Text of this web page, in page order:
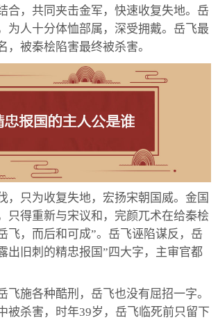
合，共同夹击金军，快速收复失地。岳
为人十分体恤部属，深受拥戴。岳飞最
，被秦桧陷害最终被杀害。
，只为收复失地，宏扬宋朝国威。金国
只得重新与宋议和，完颜兀术在给秦桧
飞，而后和可成”。岳飞诬陷谋反，岳
出旧刺的精忠报国”四大字，主审官都
飞施各种酷刑，岳飞也没有屈招一字。
被杀害，时年39岁，岳飞临死前只留下